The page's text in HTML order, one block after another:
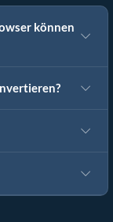
können